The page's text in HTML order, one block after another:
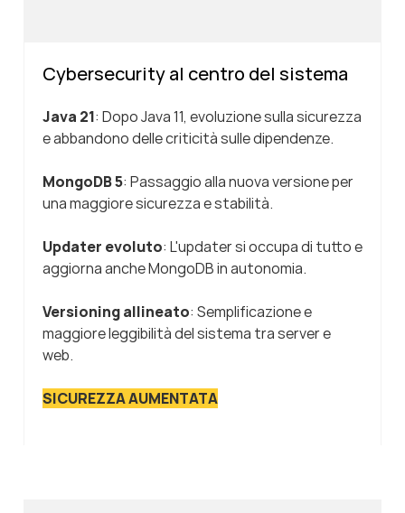
Cybersecurity al centro del sistema
Java 21: Dopo Java 11, evoluzione sulla sicurezza
e abbandono delle criticità sulle dipendenze.
MongoDB 5: Passaggio alla nuova versione per
una maggiore sicurezza e stabilità.
Updater evoluto: L'updater si occupa di tutto e
aggiorna anche MongoDB in autonomia.
Versioning allineato: Semplificazione e
maggiore leggibilità del sistema tra server e
web.
SICUREZZA AUMENTATA